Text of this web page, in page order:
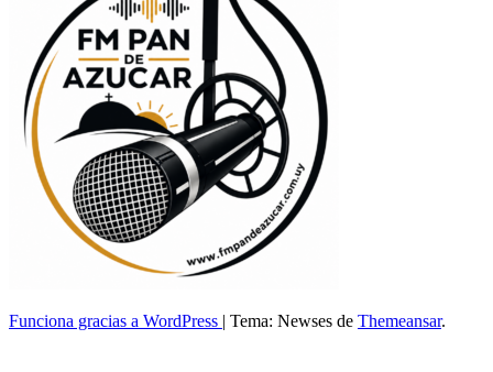
Funciona gracias a WordPress Tema: Newses de Themeansar.